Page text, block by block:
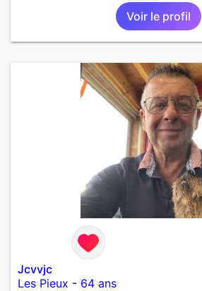
Voir le profil
Jcvvjc
Les Pieux - 64 ans